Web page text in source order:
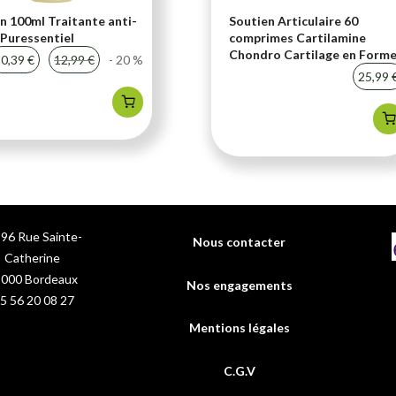
100ml Traitante anti-
€
12,99 € - 20 %
Soutien Articulaire 60
comprimes Cartilamine
Chondro Cartilage en Forme
25,99
Rue Sainte-
Catherine
Bordeaux
56 20 08 27
Nous contacter
Nos engagements
Mentions légales
C.G.V